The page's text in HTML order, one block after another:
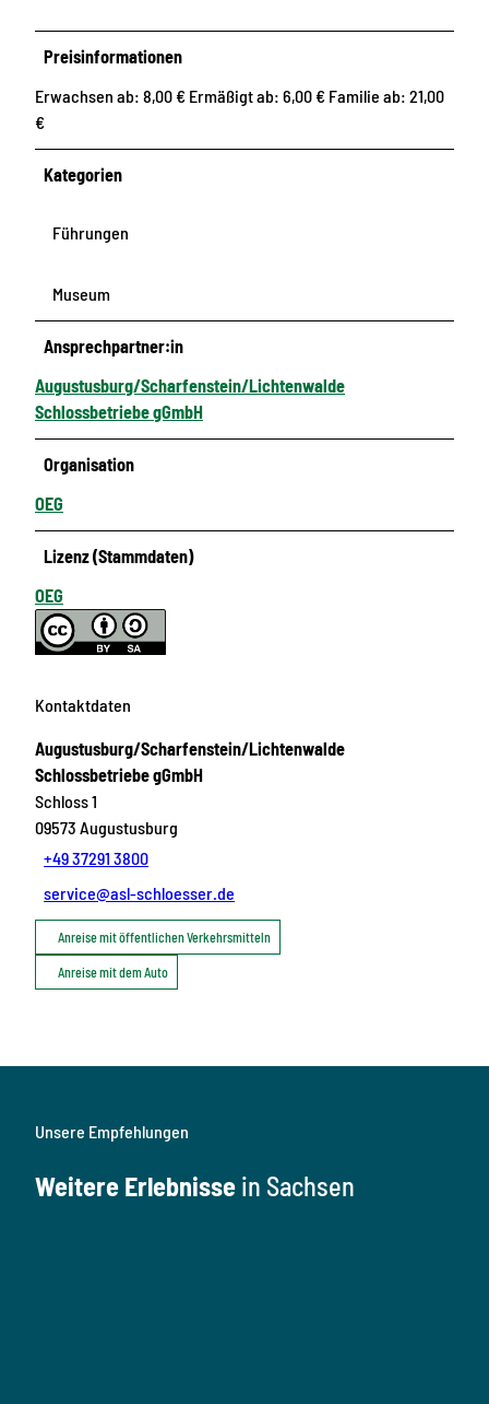
Preisinformationen
Erwachsen ab: 8,00 € Ermäßigt ab: 6,00 € Familie ab: 21,00
€
Kategorien
Führungen
Museum
Ansprechpartner:in
Augustusburg/Scharfenstein/Lichtenwalde
Schlossbetriebe gGmbH
Organisation
OEG
Lizenz (Stammdaten)
OEG
Kontaktdaten
Augustusburg/Scharfenstein/Lichtenwalde
Schlossbetriebe gGmbH
Schloss 1
09573 Augustusburg
+49 37291 3800
service@asl-schloesser.de
Anreise mit öffentlichen Verkehrsmitteln
Anreise mit dem Auto
Unsere Empfehlungen
Weitere Erlebnisse in Sachsen